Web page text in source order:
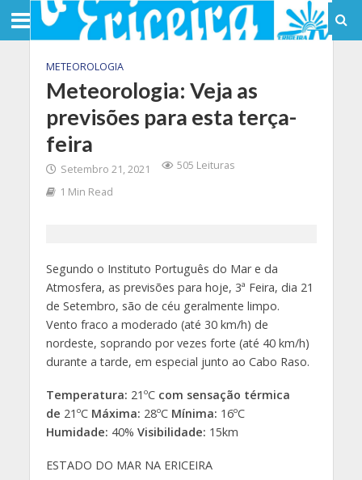
METEOROLOGIA
Meteorologia: Veja as
previsões para esta terça-
feira
Setembro 21, 2021
505 Leituras
1 Min Read
Segundo o Instituto Português do Mar e da
Atmosfera, as previsões para hoje, 3ª Feira, dia 21
de Setembro, são de céu geralmente limpo.
Vento fraco a moderado (até 30 km/h) de
nordeste, soprando por vezes forte (até 40 km/h)
durante a tarde, em especial junto ao Cabo Raso.
Temperatura: 21ºC com sensação térmica
de 21ºCMáxima: 28ºC Mínima: 16ºC
Humidade: 40% Visibilidade: 15km
ESTADO DO MAR NA ERICEIRA